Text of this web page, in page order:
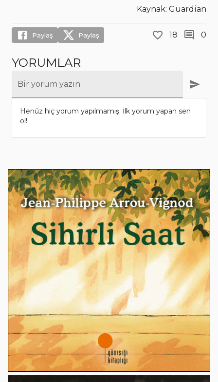
Kaynak: Guardian
Paylaş Paylaş 18 0
YORUMLAR
Bir yorum yazın
Henüz hiç yorum yapılmamış. İlk yorum yapan sen
ol!